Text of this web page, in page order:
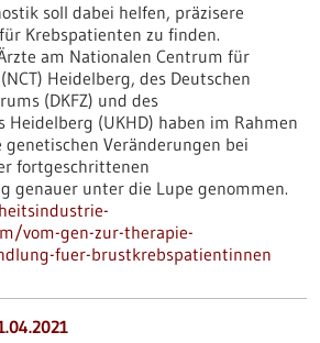
soll dabei helfen, präzisere
Krebspatienten zu finden.
am Nationalen Centrum für
Heidelberg, des Deutschen
(DKFZ) und des
(UKHD) haben im Rahmen
genetischen Veränderungen bei
fortgeschrittenen
genauer unter die Lupe genommen.
vom-gen-zur-therapie-
fuer-brustkrebspatientinnen